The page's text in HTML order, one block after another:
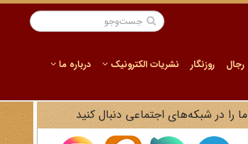
رجال روزنگار نشریات الکترونیک درباره ما
ما را در شبکه‌های اجتماعی دنبال کنید